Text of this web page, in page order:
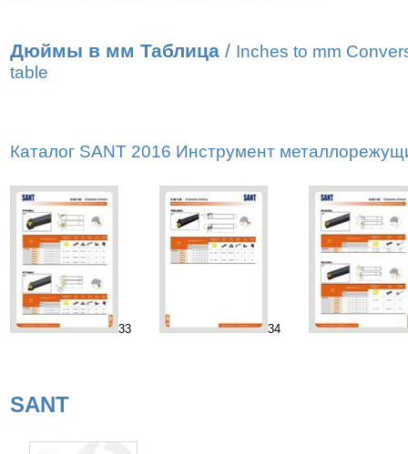
Дюймы в мм Таблица / Inches to mm
table
Каталог SANT 2016 Инструмент
33 34
SANT